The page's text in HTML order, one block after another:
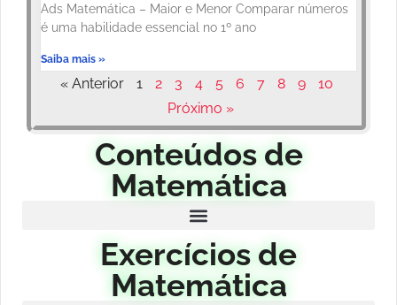
Ads Matemática – Maior e Menor Comparar números
é uma habilidade essencial no 1º ano
Saiba mais »
« Anterior 1 2 3 4 5 6 7 8 9
10
Próximo »
Conteúdos de
Matemática
Exercícios de
Matemática